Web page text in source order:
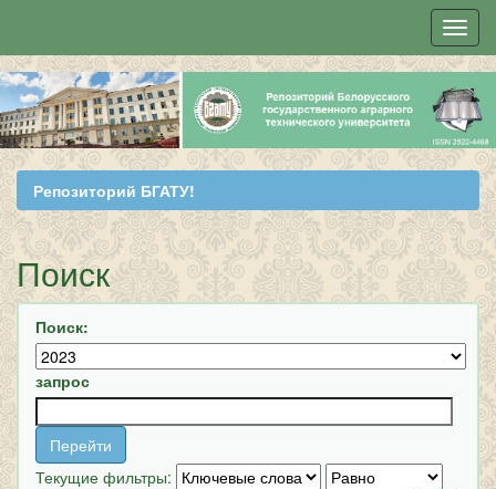
Skip
navigation
Репозиторий БГАТУ!
Поиск
Поиск:
запрос
Текущие фильтры: